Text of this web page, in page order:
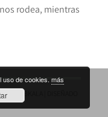
rodea, mientras
DE TUBKALA
uso de cookies.más